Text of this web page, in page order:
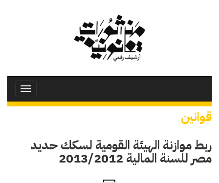
Toggle
قوانين
ربط موازنة الهيئة القومية لسكك حديد
مصر للسنة المالية 2013/2012